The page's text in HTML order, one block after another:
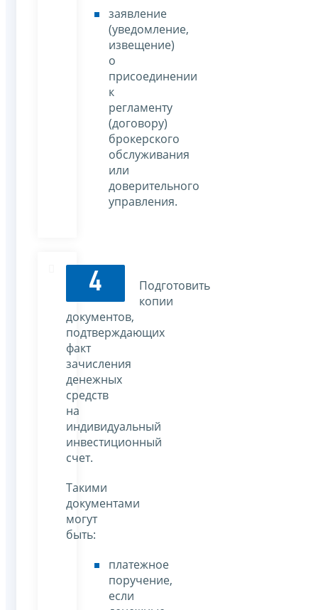
заявление
(уведомление,
извещение)
о
присоединении
к
регламенту
(договору)
брокерского
обслуживания
или
доверительного
управления.
4
Подготовить
копии
документов,
подтверждающих
факт
зачисления
денежных
средств
на
индивидуальный
инвестиционный
счет.
Такими
документами
могут
быть:
платежное
поручение,
если